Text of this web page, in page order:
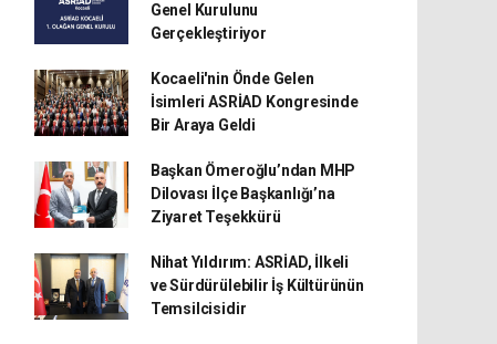
Genel Kurulunu
Gerçekleştiriyor
Kocaeli'nin Önde Gelen
İsimleri ASRİAD Kongresinde
Bir Araya Geldi
Başkan Ömeroğlu’ndan MHP
Dilovası İlçe Başkanlığı’na
Ziyaret Teşekkürü
Nihat Yıldırım: ASRİAD, İlkeli
ve Sürdürülebilir İş Kültürünün
Temsilcisidir